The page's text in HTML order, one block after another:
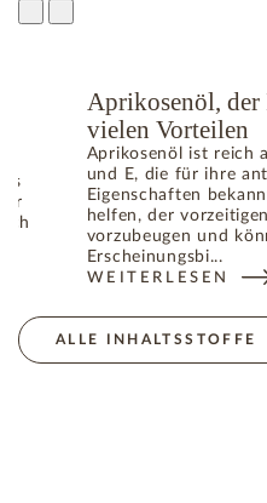
Aprikosenöl,
vielen Vorteilen
Aprikosenöl ist reich
und E, die für ihre
Eigenschaften
helfen, der
vorzubeugen und
Erscheinungsbi...
WEITERLESEN
: APRIKOSENÖL,
ALLE INHALTSSTOFFE